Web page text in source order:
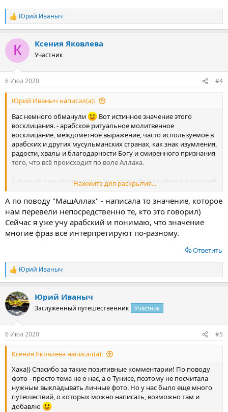
в Тунисе !!!
Р
е
к
и
Юрий Иваныч
К Ксения Яковлева
Участник
6 Июл 2020 #4
Юрий Иваныч написал(а):
Вас немного обманули
Вот истинное значение этого
восклицания. - арабское ритуальное молитвенное
восклицание, междометное выражение, часто используемое в
арабских и других мусульманских странах, как знак изумления,
радости, хвалы и благодарности Богу и смиренного признания
того, что всё происходит по воле Аллаха.
? Жаль что вы постеснядись выложить фотографии вас и вашей
подруги, мы бы тоже по достоинству вас оценили и осыпали
приятными комплиментами. Мы не сколько не хуже арабов и
мусульман из Африканского Туниса.
Мы даже лучше и это
100 %, не верите? Спросите любого русского мужика. Он
подтвердит.
А если серьезно, то прекрасно вы отдохнули и отличный
Жаль что вы боитесь показывать свои фотографии, в этом
ничего нет плохого, зазорного или предосудительного. Мы не
в Тунисе !!!
Нажмите для раскрытия...
А по поводу "МашАллах" - написала то значение, которое
нам перевели непосредственно те, кто это говорил)
Сейчас я уже учу арабский и понимаю, что значение
многие фраз все интерпретируют по-разному.
Ответить
Р
е
к
ц
и
Юрий Иваныч
Юрий Иваныч
Заслуженный путешественник Участник
6 Июл 2020 #5
Ксения Яковлева написал(а):
Хаха)) Спасибо за такие позитивные комментарии! По поводу
фото - просто тема не о нас, а о Тунисе, поэтому не посчитала
нужным выкладывать личные фото. Но у нас было еще много
путешествий, о которых можно написать, возможно там и
добавлю